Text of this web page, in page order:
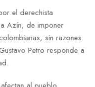
el derechista
Azín, de imponer
sin razones
Petro responde a